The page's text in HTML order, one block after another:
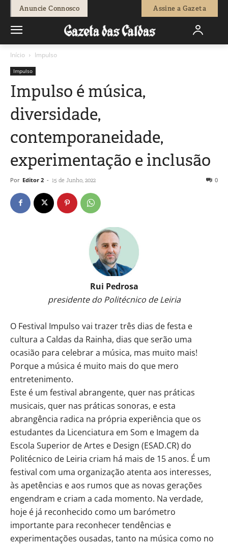
Anuncie Connosco Assine a Gazeta
Início Impulso
Impulso
Impulso é música,
diversidade,
contemporaneidade,
experimentação e inclusão
Por Editor 2 - 15 de Junho, 2022 0
Rui Pedrosa
presidente do Politécnico de Leiria
O Festival Impulso vai trazer três dias de festa e
cultura a Caldas da Rainha, dias que serão uma
ocasião para celebrar a música, mas muito mais!
Porque a música é muito mais do que mero
entretenimento.
Este é um festival abrangente, quer nas práticas
musicais, quer nas práticas sonoras, e esta
abrangência radica na própria experiência que os
estudantes da Licenciatura em Som e Imagem da
Escola Superior de Artes e Design (ESAD.CR) do
Politécnico de Leiria criam há mais de 15 anos. É um
festival com uma organização atenta aos interesses,
às apetências e aos rumos que as novas gerações
engendram e criam a cada momento. Na verdade,
hoje é já reconhecido como um barómetro
importante para reconhecer tendências e
experimentações ousadas, tanto na música como no